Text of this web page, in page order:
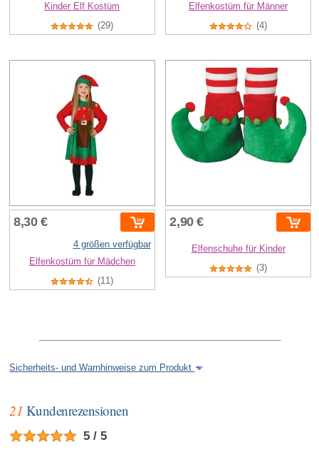
Kinder Elf Kostüm
(29)
Elfenkostüm für Männer
(4)
8,30 €
4 größen verfügbar
Elfenkostüm für Mädchen
(11)
2,90 €
Elfenschuhe für Kinder
(3)
Sicherheits- und Warnhinweise zum Produkt
21 Kundenrezensionen
5 / 5